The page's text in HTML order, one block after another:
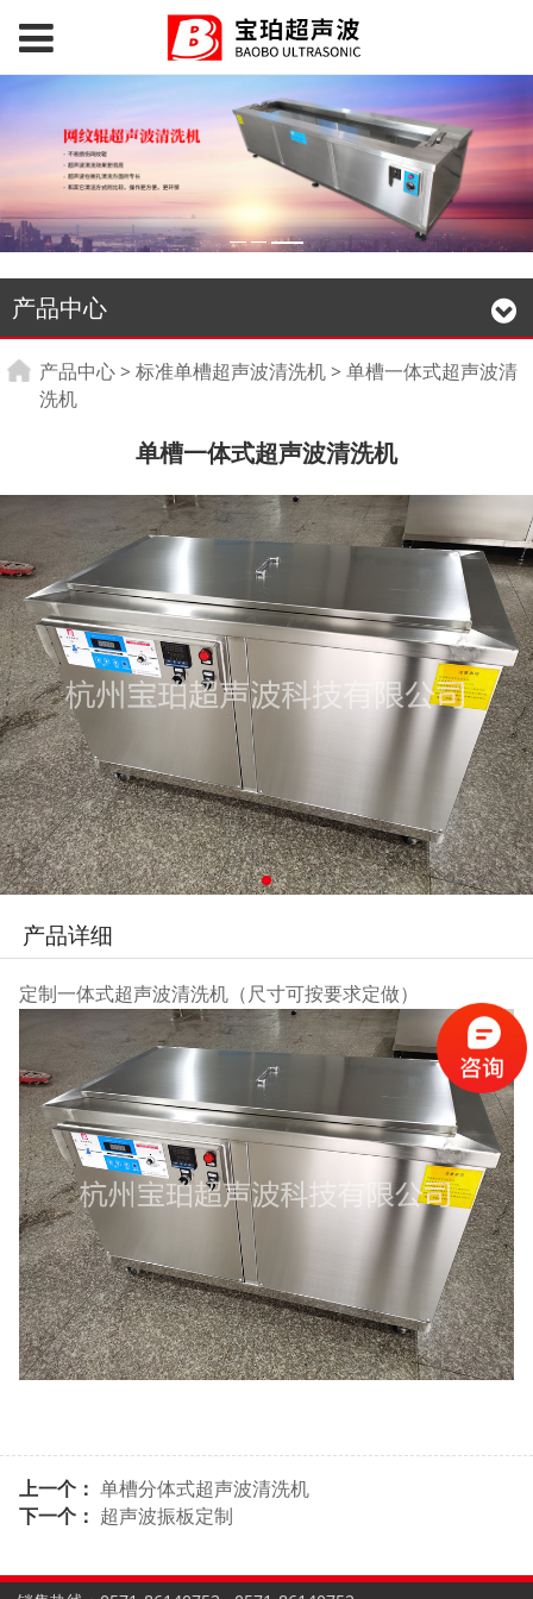
产品中心
单槽一体式超声波清洗
产品中心> 标准单槽超声波清洗机> 单槽一体式超声波清
洗机
单槽一体式超声波清洗机
产品详细
定制一体式超声波清洗机（尺寸可按要求定做）
上一个： 单槽分体式超声波清洗机
下一个： 超声波振板定制